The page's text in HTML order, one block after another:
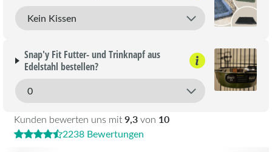
Kunden bewerten uns mit9,3von 10
2238 Bewertungen
Snap'y Fit Futter- und Trinknapf aus
Edelstahl bestellen?